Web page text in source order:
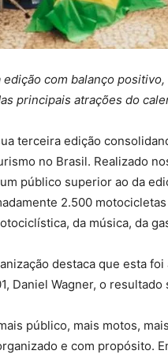
com balanço
principais atrações do
terceira edição
no Brasil. Realizado
público superior ao da
2.500
da música, da
destaca que esta
Daniel Wagner, o
público, mais motos,
e com propósito.